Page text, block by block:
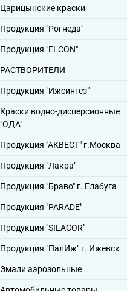
Царицынские краски
Продукция "Рогнеда"
Продукция "ELCON"
РАСТВОРИТЕЛИ
Продукция "Ижсинтез"
Краски водно-дисперсионные
"ОДА"
Продукция "АКВЕСТ" г.Москва
Продукция "Лакра"
Продукция "Браво" г. Елабуга
Продукция "PARADE"
Продукция "SILACOR"
Продукция "ПалИж" г. Ижевск
Эмали аэрозольные